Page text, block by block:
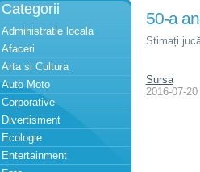
Categorii
Administratie locala
Afaceri
Arta si Cultura
Auto Moto
Corporative
Divertisment
Ecologie
Entertainment
50-a
Stimați
Sursa
2016-07-